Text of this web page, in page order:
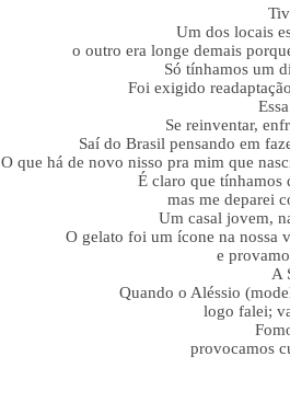
Um dos locais
o outro era longe demais
Só tínhamos um
Foi exigido
Se reinventar,
Saí do Brasil pensando em
O que há de novo nisso pra mim que
É claro que tínhamos
mas me deparei
Um casal jovem,
O gelato foi um ícone na nossa
e
A
Quando o Aléssio
logo falei;
provocamos